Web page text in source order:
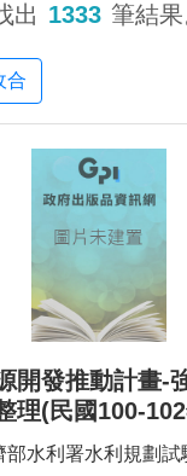
出 1333 筆結果
合
開發推動計畫-
理(民國100-
部水利署水利規劃試